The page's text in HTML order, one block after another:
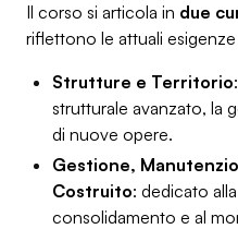
Il corso si articola in due
riflettono le attuali
Strutture e Territorio
strutturale avanzato, la
di nuove opere.
Gestione,
Costruito: dedicato
consolidamento e al